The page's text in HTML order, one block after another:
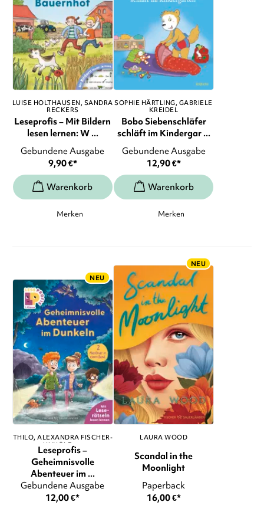
LUISE HOLTHAUSEN SANDRA
RECKERS
Leseprofis – Mit Bildern
lesen lernen: W ...
Gebundene Ausgabe
9,90€*
Merken
SOPHIE HÄRTLING GABRIELE
KREIDEL
Bobo Siebenschläfer
schläft im Kindergar ...
Gebundene Ausgabe
12,90€*
Merken
NEU
THILO ALEXANDRA FISCHER-
HUNOLD, ...
Leseprofis –
Geheimnisvolle
Abenteuer im ...
Gebundene Ausgabe
12,00€*
NEU
LAURA WOOD
Scandal in the
Moonlight
Paperback
16,00€*